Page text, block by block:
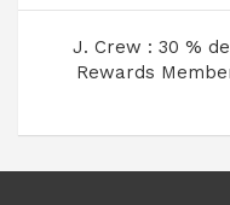
l’articleJ. Crew : 30 %
Rewards